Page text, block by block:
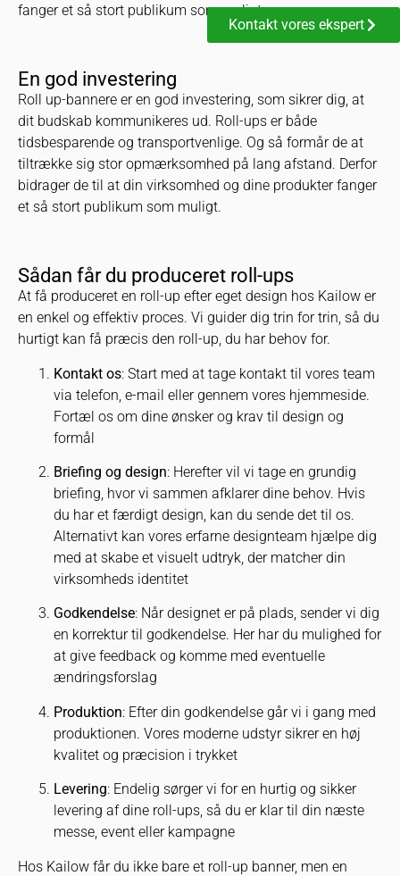
Kontakt vores ekspert
fanger et så stort publikum som muligt.
En god investering
Roll up-bannere er en god investering, som sikrer dig, at
dit budskab kommunikeres ud. Roll-ups er både
tidsbesparende og transportvenlige. Og så formår de at
tiltrække sig stor opmærksomhed på lang afstand. Derfor
bidrager de til at din virksomhed og dine produkter fanger
et så stort publikum som muligt.
Sådan får du produceret roll-ups
At få produceret en roll-up efter eget design hos Kailow er
en enkel og effektiv proces. Vi guider dig trin for trin, så du
hurtigt kan få præcis den roll-up, du har behov for.
Kontakt os: Start med at tage kontakt til vores team
via telefon, e-mail eller gennem vores hjemmeside.
Fortæl os om dine ønsker og krav til design og
formål
Briefing og design: Herefter vil vi tage en grundig
briefing, hvor vi sammen afklarer dine behov. Hvis
du har et færdigt design, kan du sende det til os.
Alternativt kan vores erfarne designteam hjælpe dig
med at skabe et visuelt udtryk, der matcher din
virksomheds identitet
Godkendelse: Når designet er på plads, sender vi dig
en korrektur til godkendelse. Her har du mulighed for
at give feedback og komme med eventuelle
ændringsforslag
Produktion: Efter din godkendelse går vi i gang med
produktionen. Vores moderne udstyr sikrer en høj
kvalitet og præcision i trykket
Levering: Endelig sørger vi for en hurtig og sikker
levering af dine roll-ups, så du er klar til din næste
messe, event eller kampagne
Hos Kailow får du ikke bare et roll-up banner, men en